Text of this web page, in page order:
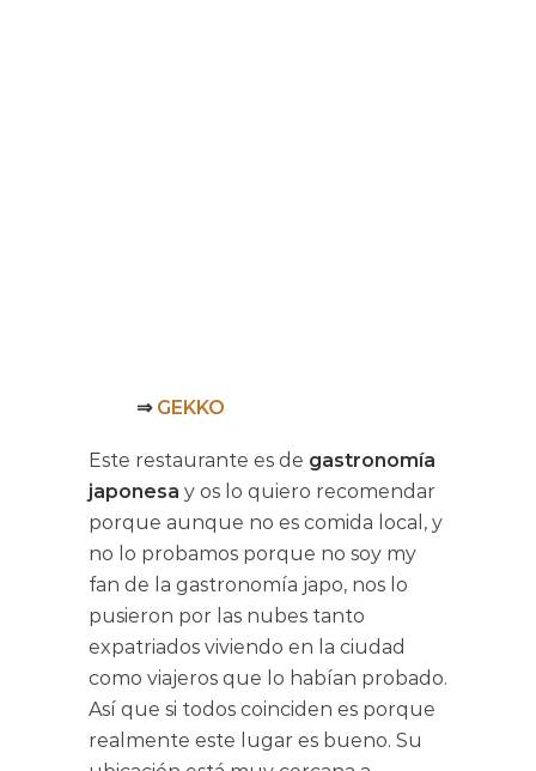
⇒ GEKKO
Este restaurante es de gastronomía
japonesa y os lo quiero recomendar
porque aunque no es comida local, y
no lo probamos porque no soy my
fan de la gastronomía japo, nos lo
pusieron por las nubes tanto
expatriados viviendo en la ciudad
como viajeros que lo habían probado.
Así que si todos coinciden es porque
realmente este lugar es bueno. Su